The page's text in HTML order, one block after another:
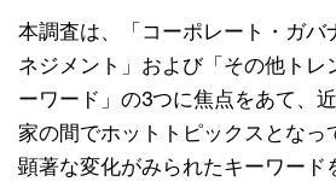
本調査は、「コーポレート・ガバ
ネジメント」および「その他トレ
ーワード」の3つに焦点をあて、
家の間でホットトピックスとなっ
顕著な変化がみられたキーワード